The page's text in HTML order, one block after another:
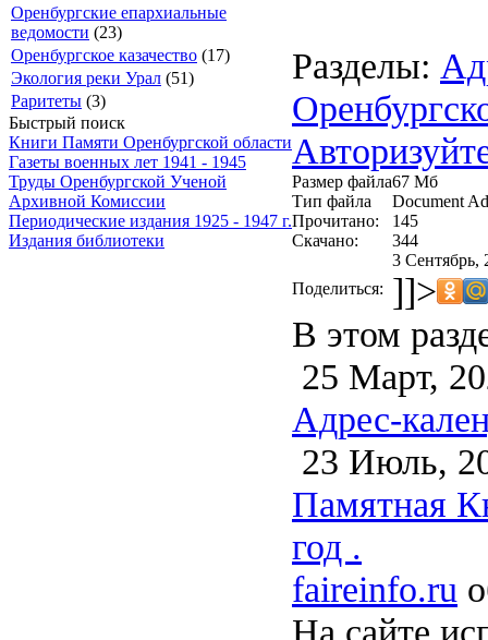
Оренбургские епархиальные
ведомости (23)
Оренбургское казачество (17)
Экология реки Урал (51)
Раритеты (3)
Быстрый поиск
Книги Памяти Оренбургской области
Газеты военных лет 1941 - 1945
Труды Оренбургской Ученой
Архивной Комиссии
Периодические издания 1925 - 1947 г.
Издания библиотеки
Разделы:
Размер файла67 Мб
Тип файла
Document
Прочитано:
145
Скачано:
344
3 Сентябрь,
Поделиться: ]]>
В этом
25 Март,
Адрес-
23 Июль,
Памятная
год .
faireinfo.ru
На сайте